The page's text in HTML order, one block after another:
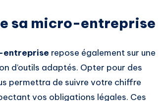
sa micro-entreprise
entreprise repose également sur une
d’outils adaptés. Opter pour des
permettra de suivre votre chiffre
vos obligations légales. Ces